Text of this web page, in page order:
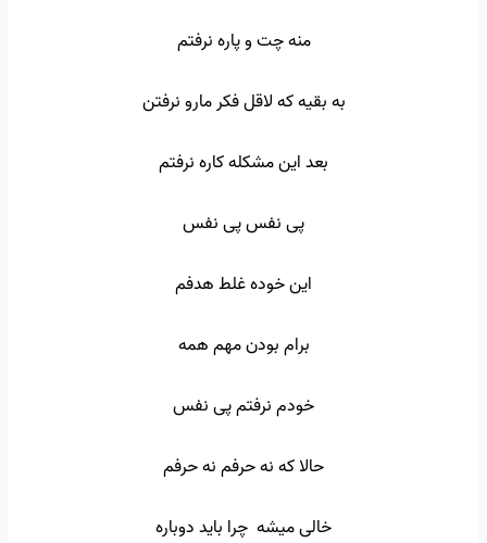
منه چت و پاره نرفتم
به بقیه که لاقل فکر مارو نرفتن
بعد این مشکله کاره نرفتم
پی نفس پی نفس
این خوده غلط هدفم
برام بودن مهم همه
خودم نرفتم پی نفس
حالا که نه حرفم نه حرفم
خالی میشه چرا باید دوباره